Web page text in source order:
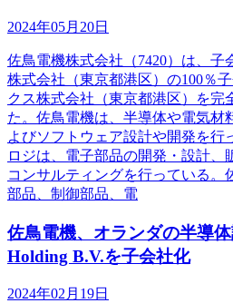
2024年05月20日
佐鳥電機株式会社（7420）は、子
株式会社（東京都港区）の100％
クス株式会社（東京都港区）を完
た。佐鳥電機は、半導体や電気材
よびソフトウェア設計や開発を行
ロジは、電子部品の開発・設計、
コンサルティングを行っている。
部品、制御部品、電
佐鳥電機、オランダの半導
Holding B.V.を子会社化
2024年02月19日